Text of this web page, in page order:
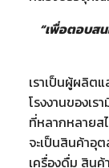
“เพื่อตอบส
เราเป็นผู้ผลิต
โรงงานของเ
ที่หลากหลายส
จะเป็นสินค้าอุ
เครื่องดื่ม สิน